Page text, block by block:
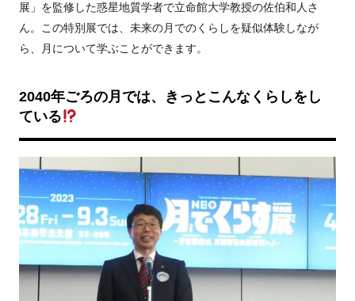
展」を監修した惑星地質学者で立命館大学教授の佐伯和人さ
ん。この特別展では、未来の月でのくらしを疑似体験しなが
ら、月について学ぶことができます。
2040年ごろの月では、きっとこんなくらしをし
ている